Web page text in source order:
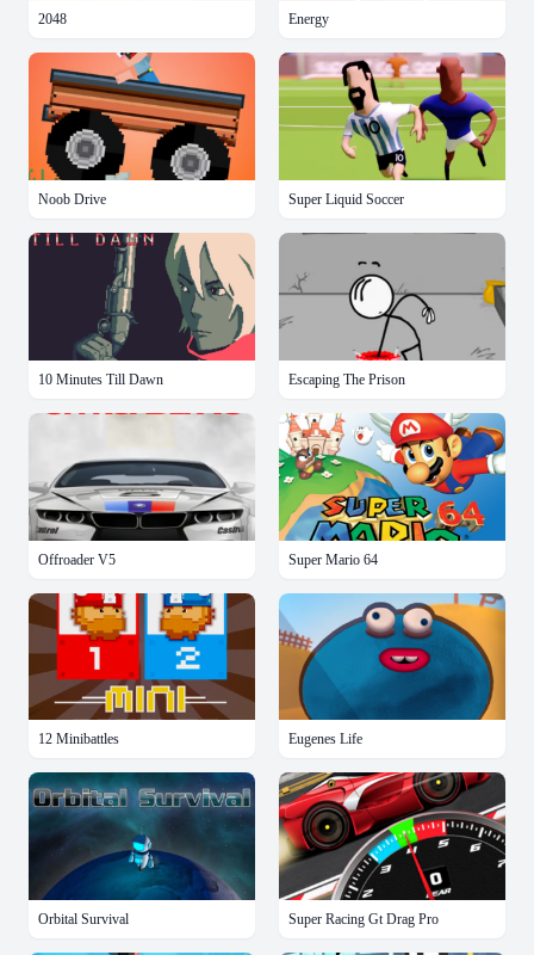
2048 Energy
Noob Drive Super Liquid Soccer
10 Minutes Till Dawn Escaping The Prison
Offroader V5 Super Mario 64
12 Minibattles Eugenes Life
Orbital Survival Super Racing Gt Drag Pro